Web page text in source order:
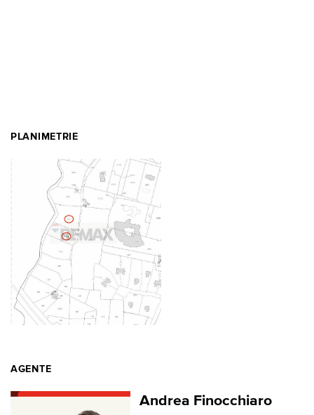
PLANIMETRIE
AGENTE
Andrea Finocchiaro